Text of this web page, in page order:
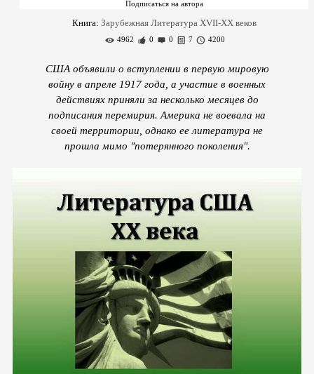
Книга: Зарубежная Литература XVII-XX веков
4962 0 0 7 4200
США объявили о вступлении в первую мировую
войну в ап­реле 1917 года, а участие в военных
действиях приняли за не­сколько месяцев до
подписания перемирия. Америка не воевала на
своей территории, однако ее литература не
прошла мимо "потерянного поколения".